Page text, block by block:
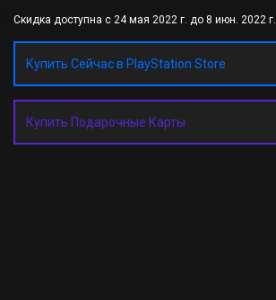
Скидка доступна с 24 мая 2022 г. до 8 июн. 2022 г.
Купить Сейчас в PlayStation Store
Купить Подарочные Карты